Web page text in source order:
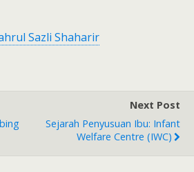
Sazli Shaharir
Next Post
Sejarah Penyusuan Ibu: Infant
Welfare Centre (IWC)